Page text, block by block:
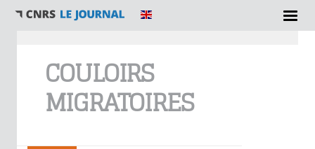
COULOIRS
MIGRATOIRES